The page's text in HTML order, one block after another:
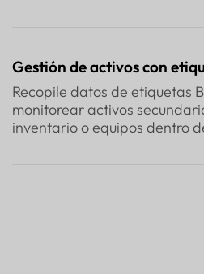
Gestión de activos con
Recopile datos de etiquetas
monitorear activos
inventario o equipos dentro